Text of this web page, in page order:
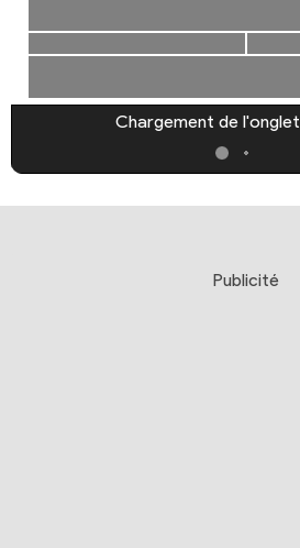
Chargement de l'onglet
Publicité